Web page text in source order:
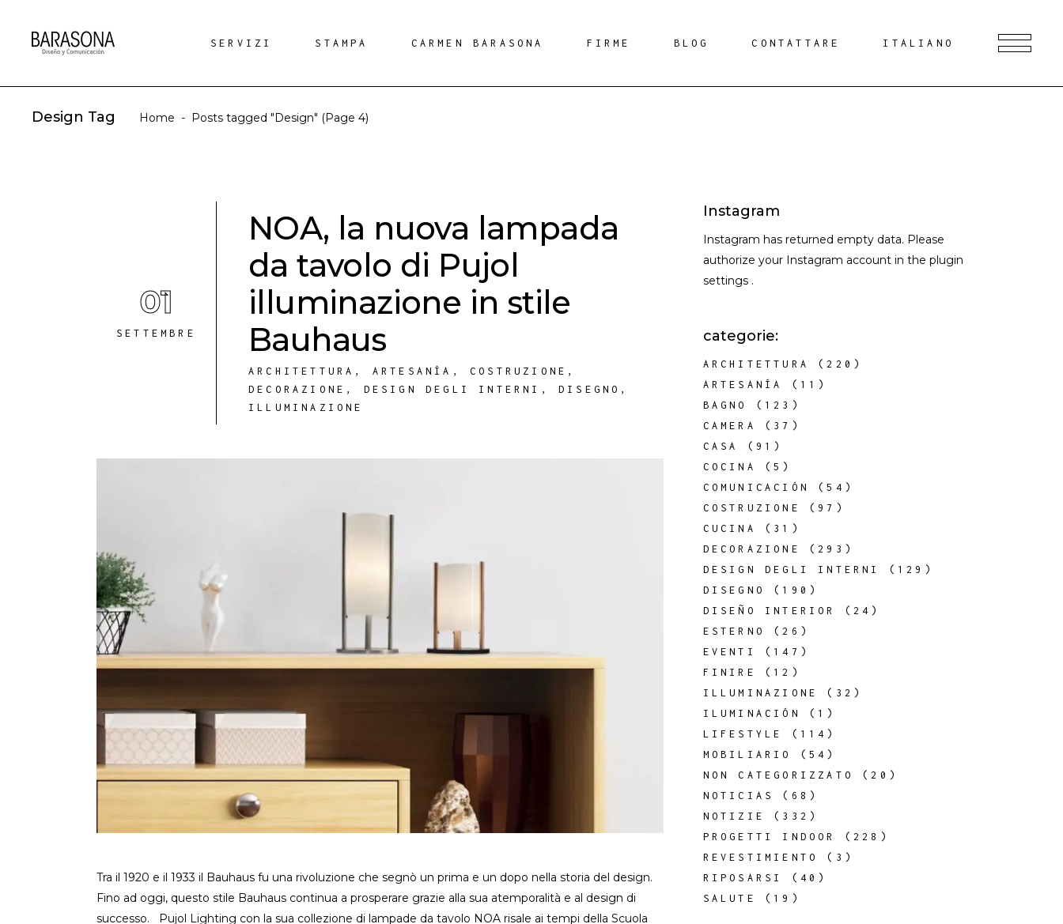
SERVIZI STAMPA CARMEN BARASONA FIRME BLOG CONTATTARE ITALIANO
Design Tag Home - Posts tagged "Design" (Page 4)
01
SETTEMBRE
NOA, la nuova lampada
da tavolo di Pujol
illuminazione in stile
Bauhaus
ARCHITETTURA , ARTESANÍA ,COSTRUZIONE ,
DECORAZIONE , DESIGN DEGLI INTERNI ,DISEGNO ,
ILLUMINAZIONE
Tra il 1920 e il 1933 il Bauhaus fu una rivoluzione che segnò un prima e un dopo nella storia del design.
Fino ad oggi, questo stile Bauhaus continua a prosperare grazie alla sua atemporalità e al design di
successo. Pujol Lighting con la sua collezione di lampade da tavolo NOA risale ai tempi della Scuola
Instagram
Instagram has returned empty data. Please
authorize your Instagram account in the plugin
settings .
categorie:
ARCHITETTURA
(220)
ARTESANÍA
(11)
BAGNO
(123)
CAMERA
(37)
CASA
(91)
COCINA
(5)
COMUNICACIÓN
(54)
COSTRUZIONE
(97)
CUCINA
(31)
DECORAZIONE
(293)
DESIGN DEGLI INTERNI
(129)
DISEGNO
(190)
DISEÑO INTERIOR
(24)
ESTERNO
(26)
EVENTI
(147)
FINIRE
(12)
ILLUMINAZIONE
(32)
ILUMINACIÓN
(1)
LIFESTYLE
(114)
MOBILIARIO
(54)
NON CATEGORIZZATO
(20)
NOTICIAS
(68)
NOTIZIE
(332)
PROGETTI INDOOR
(228)
REVESTIMIENTO
(3)
RIPOSARSI
(40)
SALUTE
(19)